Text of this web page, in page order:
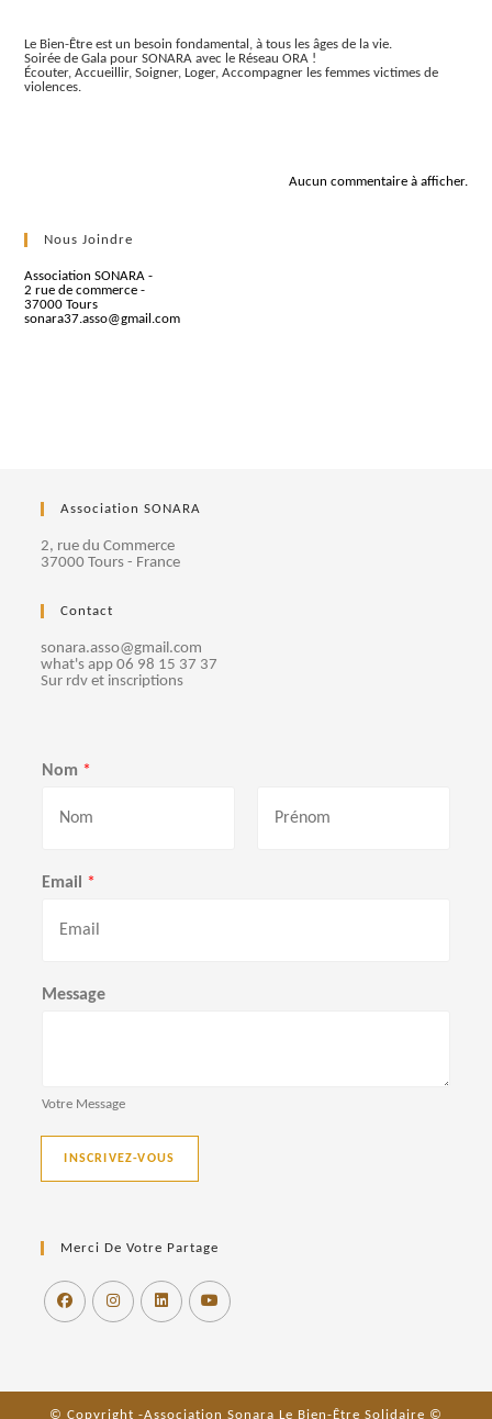
Le Bien-Être est un besoin fondamental, à tous les âges de la vie.
Soirée de Gala pour SONARA avec le Réseau ORA !
Écouter, Accueillir, Soigner, Loger, Accompagner les femmes victimes de
violences.
Aucun commentaire à afficher.
Nous Joindre
Association SONARA -
2 rue de commerce -
37000 Tours
sonara37.asso@gmail.com
Association SONARA
2, rue du Commerce
37000 Tours - France
Contact
sonara.asso@gmail.com
what's app 06 98 15 37 37
Sur rdv et inscriptions
Nom *
r
é
Email *
Message
Votre Message
INSCRIVEZ-VOUS
Merci De Votre Partage
© Copyright -Association Sonara Le Bien-Être Solidaire ©